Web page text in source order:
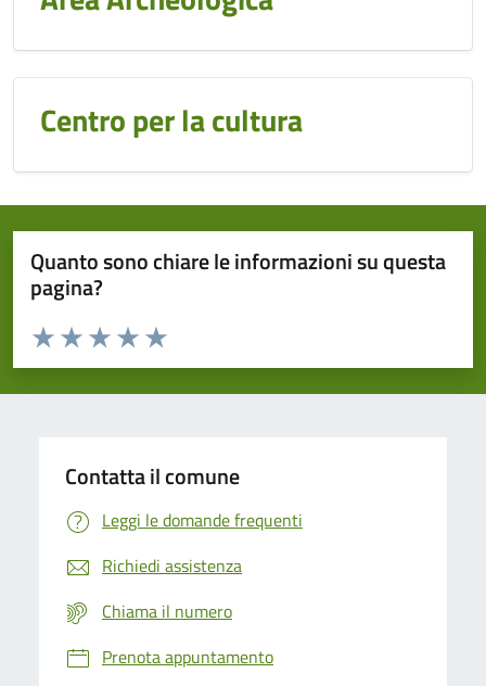
Centro per la cultura
Quanto sono chiare le informazioni su questa
pagina?
Domanda
Valuta da 1 a 5 stelle la pagina
Valuta 5 stelle su 5
Valuta 4 stelle su 5
Valuta 3 stelle su 5
Valuta 2 stelle su 5
Valuta 1 stelle su 5
Contatta il comune
Leggi le domande frequenti
Richiedi assistenza
Chiama il numero
Prenota appuntamento